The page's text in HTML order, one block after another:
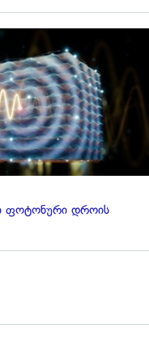
ფოტონური დროის